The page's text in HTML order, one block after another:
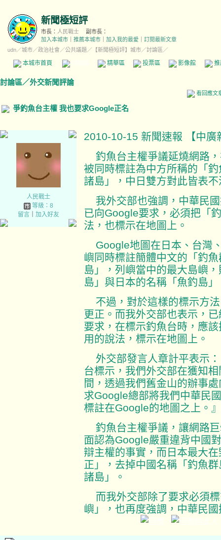
新聞極短評
市長： 人民戰士
副市長：
加入本城市
推薦本城市 加入我的最愛
訂閱最新文章
udn／城市／政治社會 ／公共議題 ／ 【新聞極短評】城市／討論區／
本城市首頁 精華區 投票區 影像館
討論區／外交新聞評論
看回應文
爭釣魚台主權 我也要求Google正名
人民戰士
等級：8
留言｜ 加入好友
2010-10-15 新聞速報 【中廣
釣魚台主權爭議延燒網路
被同時標註為中方所稱的「
諸島」，中日雙方對此皆表不
我外交部也強調，中華民
已向Google要求，必須把「
法，也標示在地圖上。
Google地圖在日本、台灣
嶼同時標註簡體中文的「釣
島」，列嶼當中的最大島嶼
島」與日本的名稱「魚釣島」
不過，對於這樣的標示方
更正。而我外交部也表示，
要求，在標示釣魚台時，應
用的說法，標示在地圖上。
外交部發言人章計平表示
台標示，我們外交部在獲知
間，透過我們舊金山的辦事
求Google總部將我們中華民
標註在Google的地圖之上。』
釣魚台主權爭議，讓網路
面認為Google嚴重違背中國
辯主權的事實，而日本最大
正」，去掉中國名稱「釣魚
諸島」。
而我外交部除了要求必須
嶼」，也再度強調，中華民